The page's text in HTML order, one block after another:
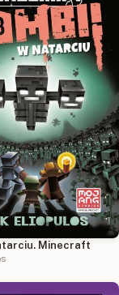
Minecraft